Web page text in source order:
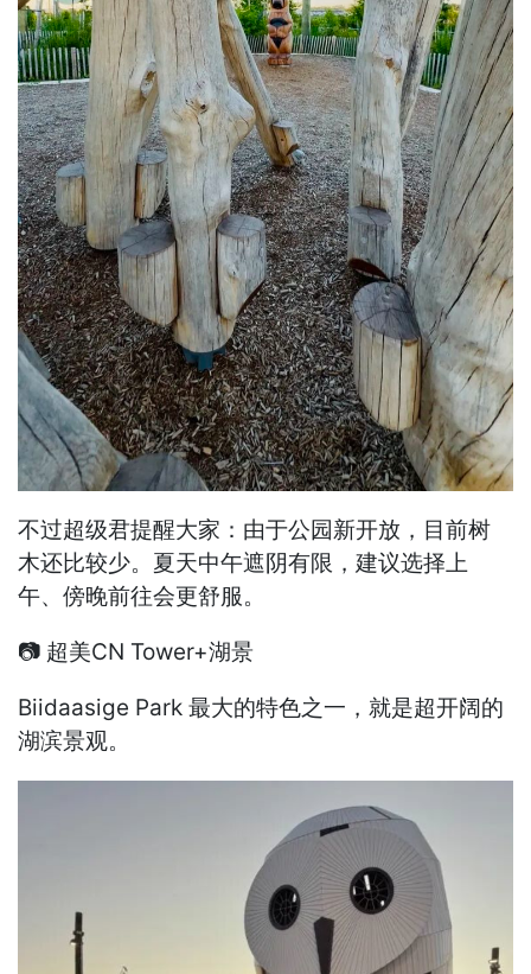
不过超级君提醒大家：由于公园新开放，目前树
木还比较少。夏天中午遮阴有限，建议选择上
午、傍晚前往会更舒服。
📷 超美CN Tower+湖景
Biidaasige Park 最大的特色之一，就是超开阔的
湖滨景观。